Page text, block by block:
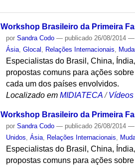
Workshop Brasileiro da Primeira
porSandra Codo — publicado 26/08/2014—
Ásia ,Glocal Relações Internacionais
Especialistas do Brasil, China,
propostas comuns para ações
cada um dos países envolvidos.
Localizado em MIDIATECA /Vídeos
Workshop Brasileiro da Primeira
porSandra Codo — publicado 26/08/2014—
Unidos ,Ásia Relações Internacionais
Especialistas do Brasil, China,
propostas comuns para ações